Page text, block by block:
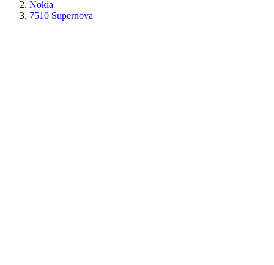
Nokia
7510 Supernova